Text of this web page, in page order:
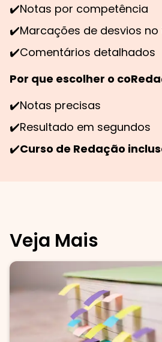
✔️Notas por competência
✔️Marcações de desvios no
✔️Comentários detalhados
Por que escolher o
✔️Notas precisas
✔️Resultado em segundos
✔️Curso de Redação
Veja Mais